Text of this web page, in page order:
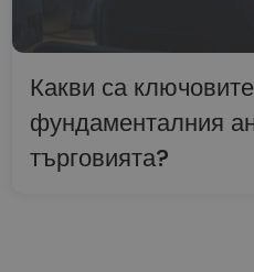
Какви са
фундаменталния
търговията?